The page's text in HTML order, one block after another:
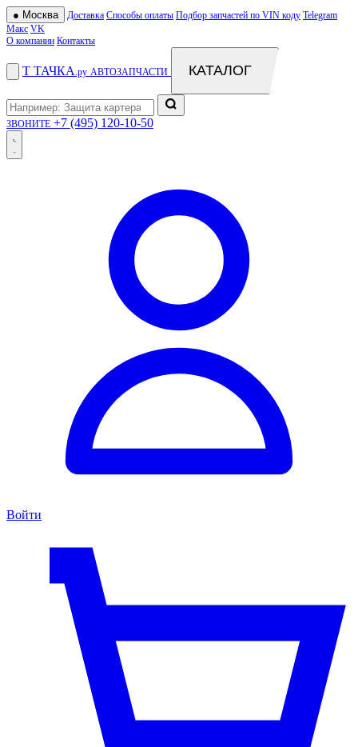
● Москва Доставка Способы оплаты Подбор запчастей по VIN коду Telegram
Макс VK
О компании Контакты
Т ТАЧКА .ру АВТОЗАПЧАСТИ КАТАЛОГ
ЗВОНИТЕ +7 (495) 120-10-50
Войти